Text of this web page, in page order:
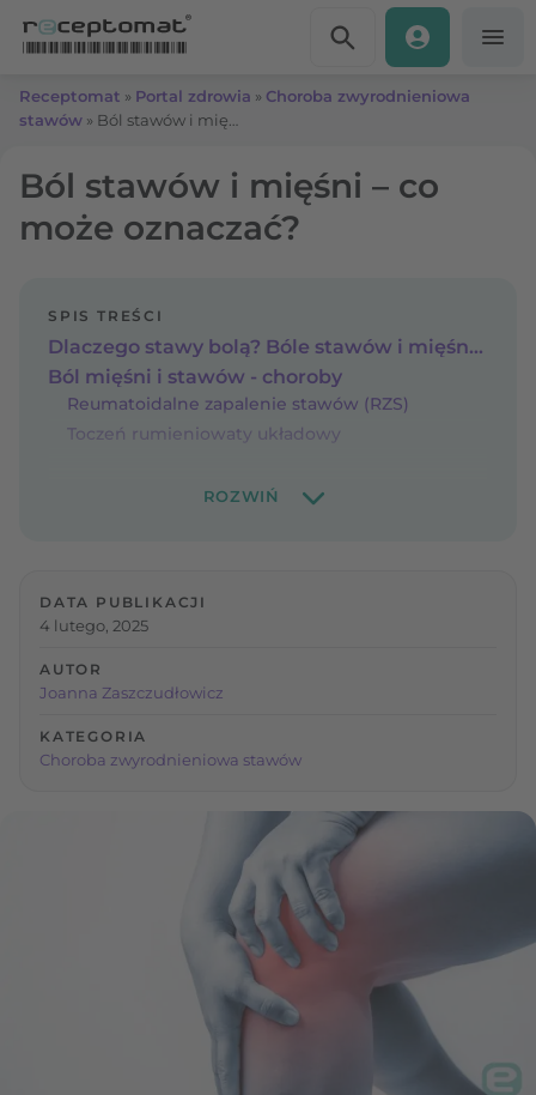
Receptomat » Portal zdrowia » Choroba zwyrodnieniowa
stawów »
Ból stawów i mięśni – co
może oznaczać?
SPIS TREŚCI
Dlaczego stawy bolą? Bóle stawów i mięśni - przyczyny
Ból mięśni i stawów - choroby
Reumatoidalne zapalenie stawów (RZS)
Toczeń rumieniowaty układowy
DATA PUBLIKACJI
4 lutego, 2025
AUTOR
Joanna Zaszczudłowicz
KATEGORIA
Choroba zwyrodnieniowa stawów